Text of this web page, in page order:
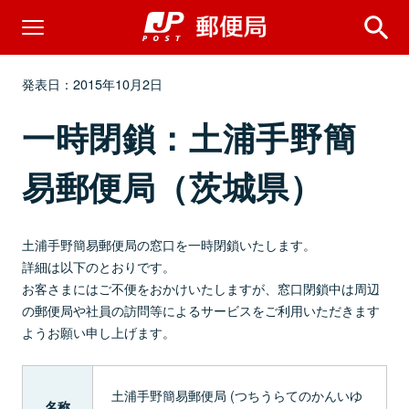
発表日：2015年10月2日
一時閉鎖：土浦手野簡
易郵便局（茨城県）
土浦手野簡易郵便局の窓口を一時閉鎖いたします。
詳細は以下のとおりです。
お客さまにはご不便をおかけいたしますが、窓口閉鎖中は周辺
の郵便局や社員の訪問等によるサービスをご利用いただきます
ようお願い申し上げます。
土浦手野簡易郵便局 (つちうらてのかんいゆ